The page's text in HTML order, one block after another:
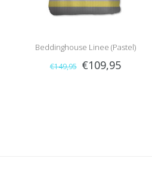
Beddinghouse Linee (Pastel)
€149,95 €109,95